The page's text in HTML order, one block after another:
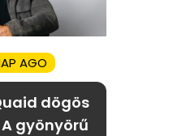
AGO
dögös
gyönyörű